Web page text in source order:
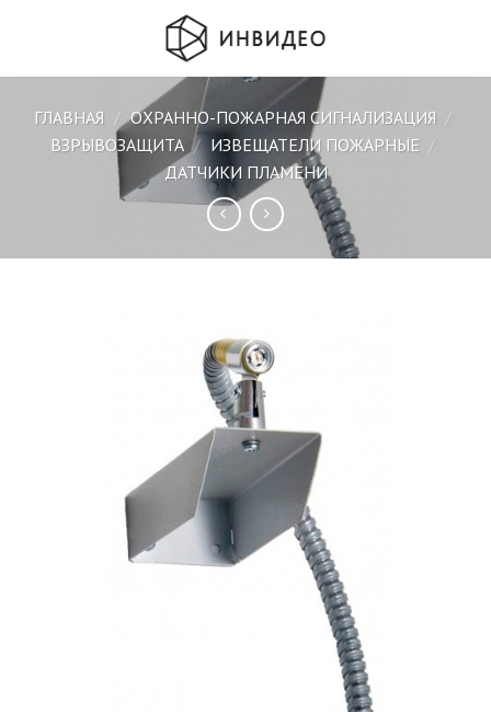
ГЛАВНАЯ / ОХРАННО-ПОЖАРНАЯ СИГНАЛИЗАЦИЯ /
ВЗРЫВОЗАЩИТА / ИЗВЕЩАТЕЛИ ПОЖАРНЫЕ /
ДАТЧИКИ ПЛАМЕНИ